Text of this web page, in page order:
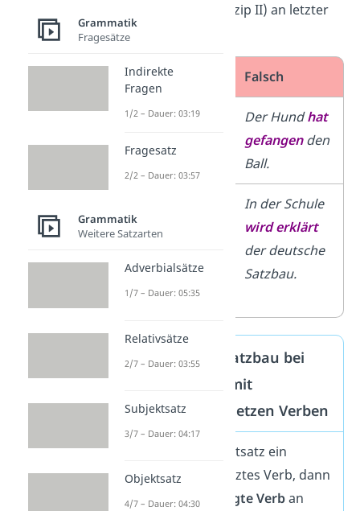
infinite Verb (Partizip II) an letzter
Stelle.
Richtig Falsch
Der Hundhat
Der Hundhat
gefangenden
Ball.
wird
Satzbau
erklärt.
In der Schule
wird erklärt
der deutsche
Satzbau.
Grundregel: Satzbau bei
Hauptsätzen mit
zusammengesetzen Verben
Enthält ein Hauptsatz ein
zusammengesetztes Verb, dann
steht dasgebeugte Verban
Grammatik
Fragesätze
Indirekte
Fragen
1/2 – Dauer: 03:19
Fragesatz
2/2 – Dauer: 03:57
Grammatik
Weitere Satzarten
Adverbialsätze
1/7 – Dauer: 05:35
Relativsätze
2/7 – Dauer: 03:55
Subjektsatz
3/7 – Dauer: 04:17
Objektsatz
4/7 – Dauer: 04:30